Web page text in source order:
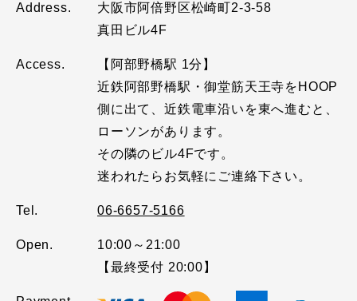
Address.
大阪市阿倍野区松崎町2-3-58
真田ビル4F
Access.
【阿部野橋駅 1分】
近鉄阿部野橋駅・御堂筋天王寺をHOOP
側に出て、近鉄電車沿いを東へ進むと、
ローソンがあります。
その隣のビル4Fです。
迷われたらお気軽にご連絡下さい。
Tel. 06-6657-5166
Open.
10:00～21:00
【最終受付 20:00】